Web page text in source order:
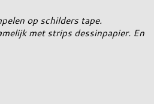
op schilders tape.
met strips dessinpapier. En